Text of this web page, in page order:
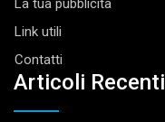
La tua pubblicità
Link utili
Contatti
Articoli Recenti